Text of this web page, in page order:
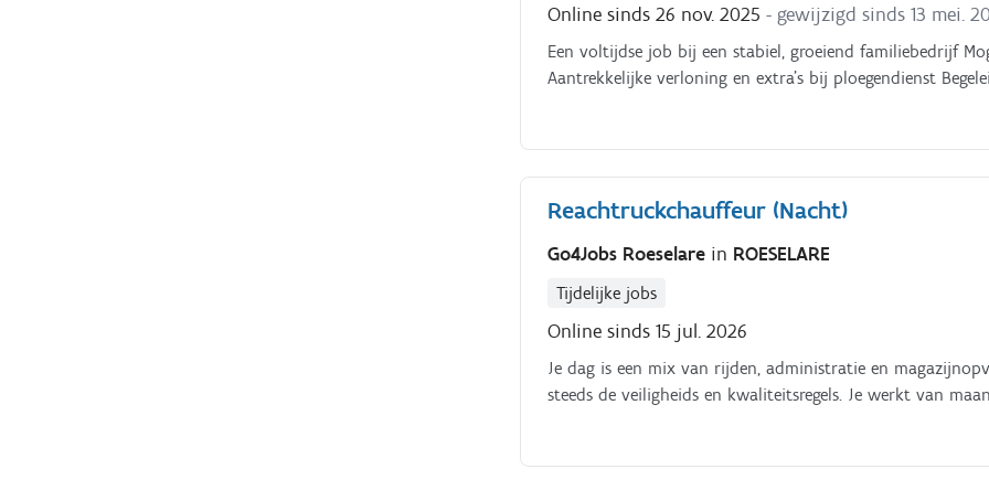
Online sinds 26 nov. 2025 - gewijzigd sinds 13 mei.
Een voltijdse job bij een stabiel, groeiend familiebedrijf
Aantrekkelijke verloning en extra’s bij ploegendienst
Reachtruckchauffeur (Nacht)
Go4Jobs Roeselare in ROESELARE
Tijdelijke jobs
Online sinds 15 jul. 2026
Je dag is een mix van rijden, administratie en
steeds de veiligheids en kwaliteitsregels. Je werkt van